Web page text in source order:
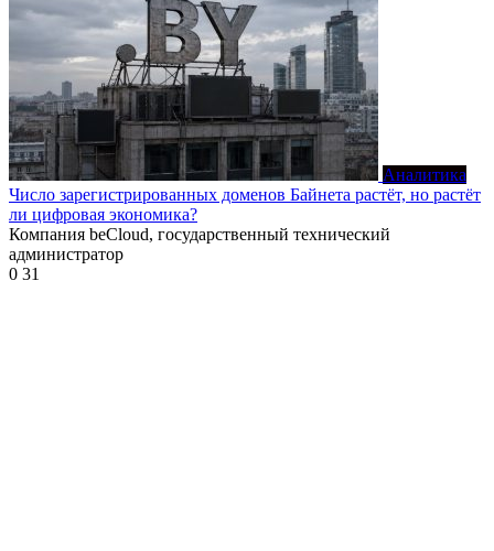
Аналитика
Число зарегистрированных доменов Байнета растёт, но растёт
ли цифровая экономика?
Компания beCloud, государственный технический
администратор
0 31